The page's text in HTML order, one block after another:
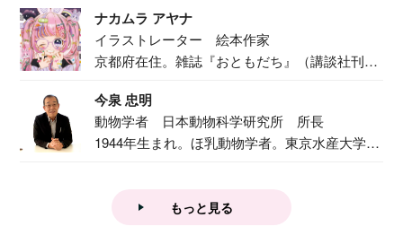
ナカムラ アヤナ
イラストレーター 絵本作家
京都府在住。雑誌『おともだち』（講談社刊）
今泉 忠明
動物学者 日本動物科学研究所 所長
1944年生まれ。ほ乳動物学者。東京水産大学卒
もっと見る